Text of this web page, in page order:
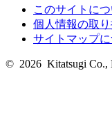
このサイトに
個人情報の取
サイトマップ
© 2026 Kitatsugi Co.,